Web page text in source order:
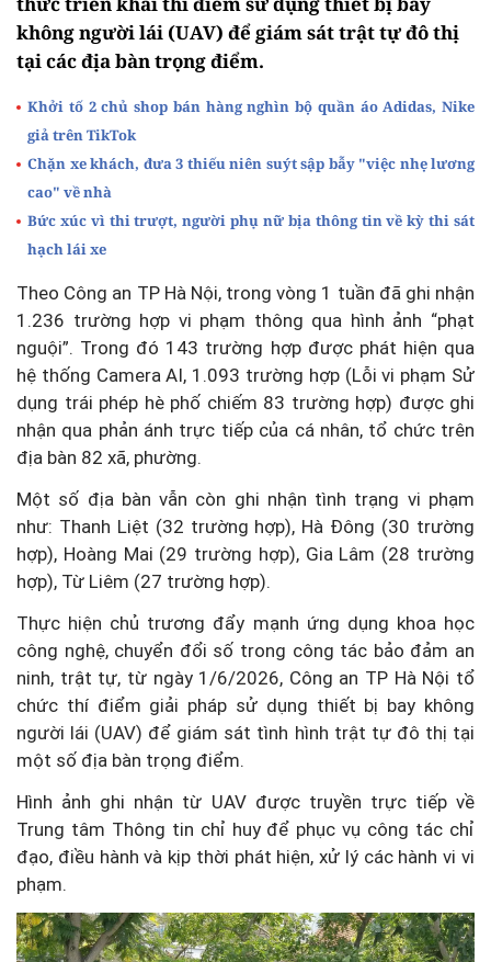
không người lái (UAV) để giám sát trật tự đô thị
tại các địa bàn trọng điểm.
Khởi tố 2 chủ shop bán hàng nghìn bộ quần áo Adidas, Nike
giả trên TikTok
Chặn xe khách, đưa 3 thiếu niên suýt sập bẫy "việc nhẹ lương
cao" về nhà
Bức xúc vì thi trượt, người phụ nữ bịa thông tin về kỳ thi sát
hạch lái xe
Theo Công an TP Hà Nội, trong vòng 1 tuần đã ghi nhận
1.236 trường hợp vi phạm thông qua hình ảnh “phạt
nguội”. Trong đó 143 trường hợp được phát hiện qua
hệ thống Camera AI, 1.093 trường hợp (Lỗi vi phạm Sử
dụng trái phép hè phố chiếm 83 trường hợp) được ghi
nhận qua phản ánh trực tiếp của cá nhân, tổ chức trên
địa bàn 82 xã, phường.
Một số địa bàn vẫn còn ghi nhận tình trạng vi phạm
như: Thanh Liệt (32 trường hợp), Hà Đông (30 trường
hợp), Hoàng Mai (29 trường hợp), Gia Lâm (28 trường
hợp), Từ Liêm (27 trường hợp).
Thực hiện chủ trương đẩy mạnh ứng dụng khoa học
công nghệ, chuyển đổi số trong công tác bảo đảm an
ninh, trật tự, từ ngày 1/6/2026, Công an TP Hà Nội tổ
chức thí điểm giải pháp sử dụng thiết bị bay không
người lái (UAV) để giám sát tình hình trật tự đô thị tại
một số địa bàn trọng điểm.
Hình ảnh ghi nhận từ UAV được truyền trực tiếp về
Trung tâm Thông tin chỉ huy để phục vụ công tác chỉ
đạo, điều hành và kịp thời phát hiện, xử lý các hành vi vi
phạm.